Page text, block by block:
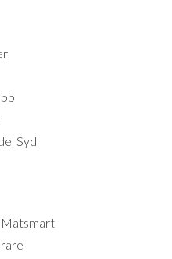
Syd
Matsmart